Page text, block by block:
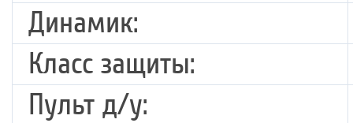
Динамик:
Класс защиты:
Пульт д/у: